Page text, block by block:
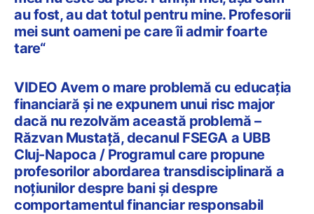
au fost, au dat totul pentru mine. Profesorii
mei sunt oameni pe care îi admir foarte
tare“
VIDEO Avem o mare problemă cu educația
financiară și ne expunem unui risc major
dacă nu rezolvăm această problemă –
Răzvan Mustață, decanul FSEGA a UBB
Cluj-Napoca / Programul care propune
profesorilor abordarea transdisciplinară a
noțiunilor despre bani și despre
comportamentul financiar responsabil